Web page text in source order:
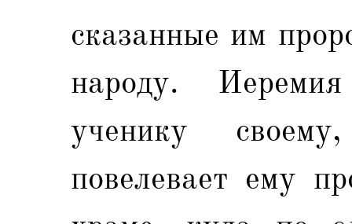
сказанные им
народу.
ученику
повелевает ему